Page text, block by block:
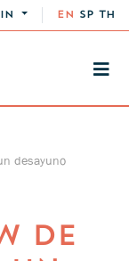
EN SP TH
desayuno
DE